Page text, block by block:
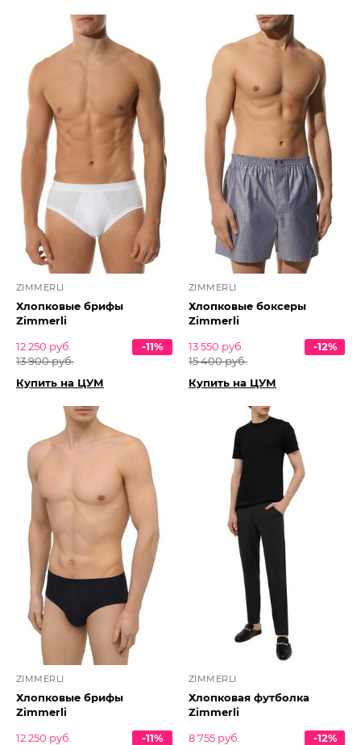
ZIMMERLI
Хлопковые брифы
Zimmerli
12 250 руб.
13 900 руб.
-11%
Купить на ЦУМ
ZIMMERLI
Хлопковые боксеры
Zimmerli
13 550 руб.
15 400 руб.
-12%
Купить на ЦУМ
ZIMMERLI
Хлопковые брифы
Zimmerli
12 250 руб.
-11%
ZIMMERLI
Хлопковая футболка
Zimmerli
8 755 руб.
-12%